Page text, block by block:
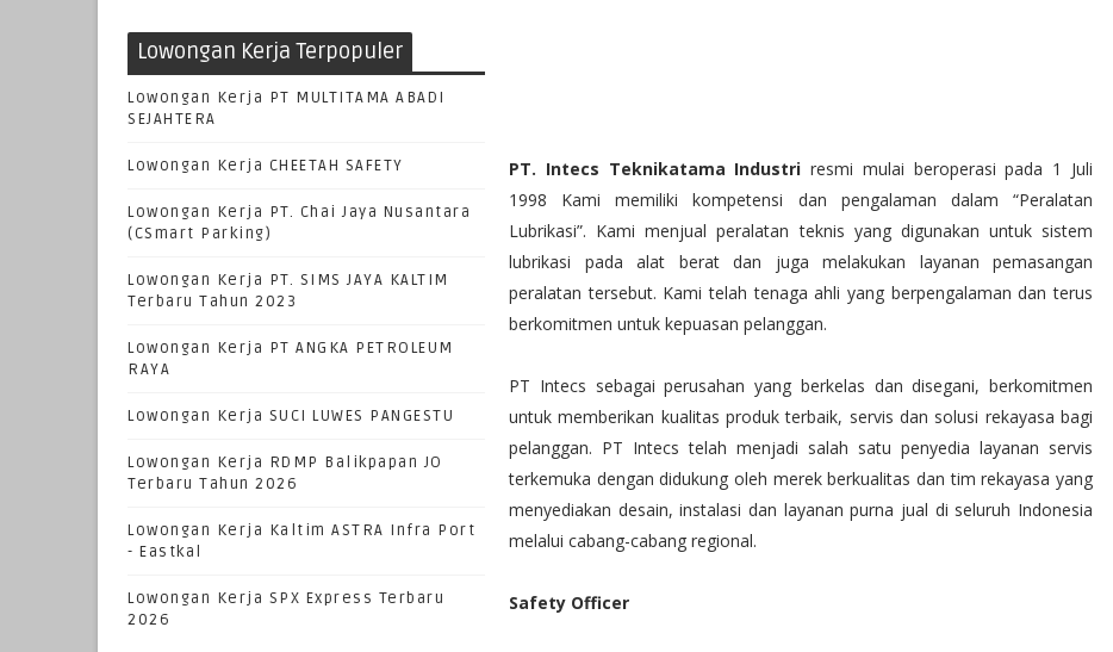
Lowongan Kerja Terpopuler
Lowongan Kerja PT MULTITAMA ABADI
SEJAHTERA
Lowongan Kerja CHEETAH SAFETY
Lowongan Kerja PT. Chai Jaya Nusantara
(CSmart Parking)
Lowongan Kerja PT. SIMS JAYA KALTIM
Terbaru Tahun 2023
Lowongan Kerja PT ANGKA PETROLEUM
RAYA
Lowongan Kerja SUCI LUWES PANGESTU
Lowongan Kerja RDMP Balikpapan JO
Terbaru Tahun 2026
Lowongan Kerja Kaltim ASTRA Infra Port
- Eastkal
Lowongan Kerja SPX Express Terbaru
2026
PT. Intecs Teknikatama Industriresmi mulai beroperasi pada 1 Juli
1998 Kami memiliki kompetensi dan pengalaman dalam “Peralatan
Lubrikasi”. Kami menjual peralatan teknis yang digunakan untuk sistem
lubrikasi pada alat berat dan juga melakukan layanan pemasangan
peralatan tersebut. Kami telah tenaga ahli yang berpengalaman dan terus
berkomitmen untuk kepuasan pelanggan.
PT Intecs sebagai perusahan yang berkelas dan disegani, berkomitmen
untuk memberikan kualitas produk terbaik, servis dan solusi rekayasa bagi
pelanggan. PT Intecs telah menjadi salah satu penyedia layanan servis
terkemuka dengan didukung oleh merek berkualitas dan tim rekayasa yang
menyediakan desain, instalasi dan layanan purna jual di seluruh Indonesia
melalui cabang-cabang regional.
Safety Officer